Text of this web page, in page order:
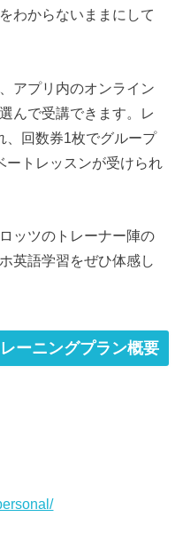
わからないままにして
アプリ内のオンライン
んで受講できます。レ
、回数券1枚でグループ
ートレッスンが受けられ
ッツのトレーナー陣の
英語学習をぜひ体感し
ーニングプラン概要